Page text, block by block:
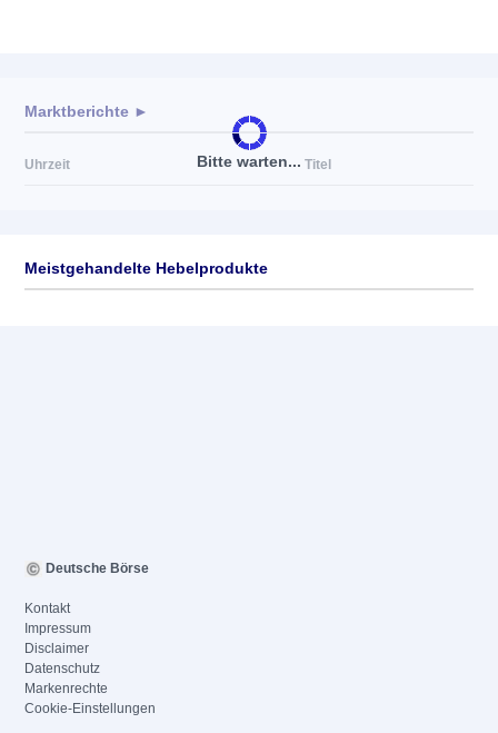
Bitte warten...
Marktberichte ►
Uhrzeit Titel
Meistgehandelte Hebelprodukte
Deutsche Börse
Kontakt
Impressum
Disclaimer
Datenschutz
Markenrechte
Cookie-Einstellungen